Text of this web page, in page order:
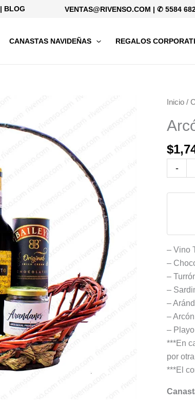
| BLOG VENTAS@RIVENSO.COM | ✆ 5584
CANASTAS NAVIDEÑAS REGALOS
Inicio /
$
-
Arcón
San
– Vino
–
–
–
–
–
–
***En
por
***El